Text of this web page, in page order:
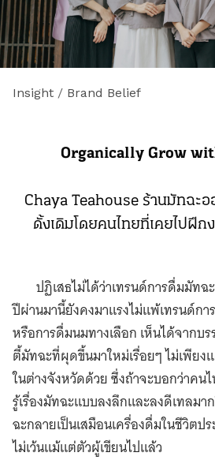
Insight / Brand Belief
Organically Grow
Chaya Teahouse ร้านมัทฉะ
ดั้งเดิมโดยคนไทยที่เคยไปฝึ
ปฏิเสธไม่ได้ว่าเทรนด์การดื่มมัท
ปีผ่านมานี้ยังคงมาแรงไม่แพ้เทรนด์ก
หรือการดื่มนมทางเลือก เห็นได้จากบร
ตี้มัทฉะที่ผุดขึ้นมาใหม่เรื่อยๆ ไม่เพียง
ในต่างจังหวัดด้วย ซึ่งถ้าจะบอกว่าคน
รู้เรื่องมัทฉะแบบลงลึกและลงดีเทลมา
ฉะกลายเป็นเสมือนเครื่องดื่มในชีวิตป
ไม่เว้นแม้แต่ตัวผู้เขียนไปแล้ว